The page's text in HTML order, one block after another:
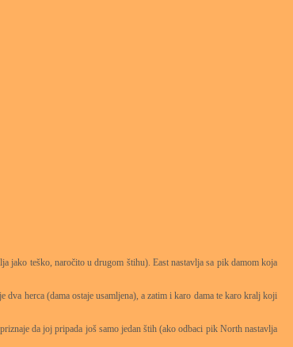
jako teško, naročito u drugom štihu). East nastavlja sa pik damom koja
herca (dama ostaje usamljena), a zatim i karo dama te karo kralj koji
da joj pripada još samo jedan štih (ako odbaci pik North nastavlja